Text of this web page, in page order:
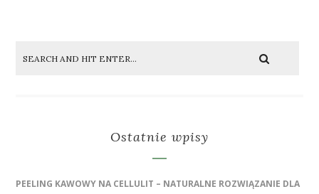
Ostatnie wpisy
PEELING KAWOWY NA CELLULIT – NATURALNE ROZWIĄZANIE DLA